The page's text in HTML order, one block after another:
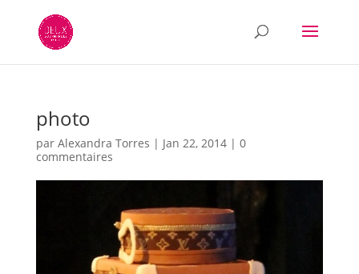
photo
par Alexandra Torres | Jan 22, 2014| 0
commentaires